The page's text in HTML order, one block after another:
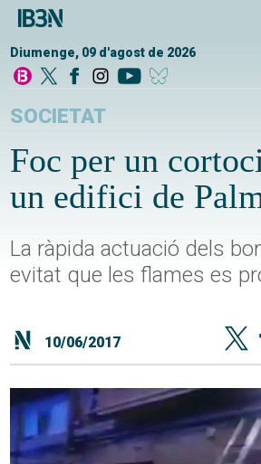
Diumenge, 09 d'agost de 2026
SOCIETAT
Foc per un
un edifici de
La ràpida actuació dels
evitat que les flames es
10/06/2017